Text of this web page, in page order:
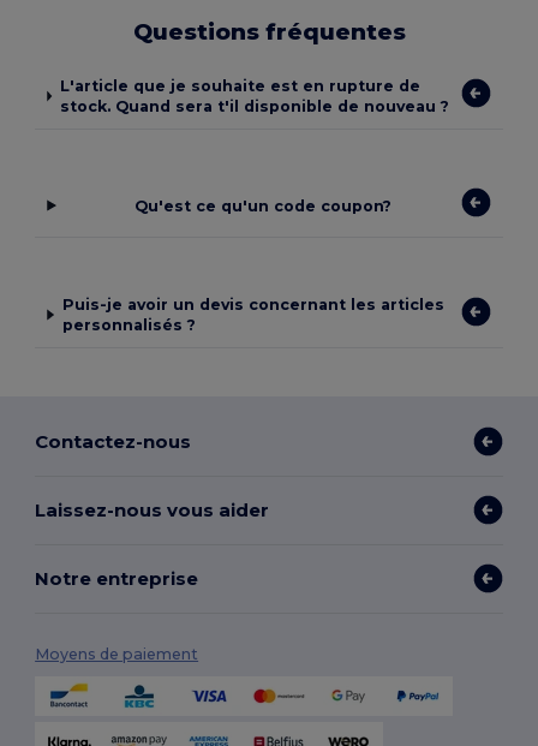
Questions fréquentes
L'article que je souhaite est en rupture de
stock. Quand sera t'il disponible de nouveau ?
Qu'est ce qu'un code coupon?
Puis-je avoir un devis concernant les articles
personnalisés ?
Contactez-nous
Laissez-nous vous aider
Notre entreprise
Moyens de paiement